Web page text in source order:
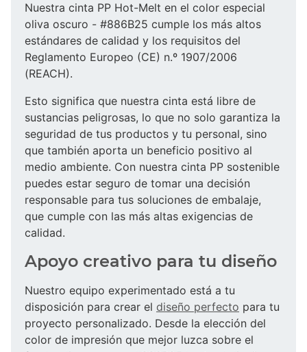
Nuestra cinta PP Hot-Melt en el color especial
oliva oscuro - #886B25 cumple los más altos
estándares de calidad y los requisitos del
Reglamento Europeo (CE) n.º 1907/2006
(REACH).
Esto significa que nuestra cinta está libre de
sustancias peligrosas, lo que no solo garantiza la
seguridad de tus productos y tu personal, sino
que también aporta un beneficio positivo al
medio ambiente. Con nuestra cinta PP sostenible
puedes estar seguro de tomar una decisión
responsable para tus soluciones de embalaje,
que cumple con las más altas exigencias de
calidad.
Apoyo creativo para tu diseño
Nuestro equipo experimentado está a tu
disposición para crear el diseño perfecto para tu
proyecto personalizado. Desde la elección del
color de impresión que mejor luzca sobre el